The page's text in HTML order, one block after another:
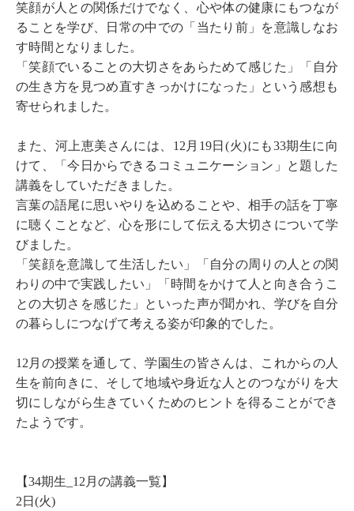
笑顔が人との関係だけでなく、心や体の健康にもつなが
ることを学び、日常の中での「当たり前」を意識しなお
す時間となりました。
「笑顔でいることの大切さをあらためて感じた」「自分
の生き方を見つめ直すきっかけになった」という感想も
寄せられました。
また、河上恵美さんには、12月19日(火)にも33期生に向
けて、「今日からできるコミュニケーション」と題した
講義をしていただきました。
言葉の語尾に思いやりを込めることや、相手の話を丁寧
に聴くことなど、心を形にして伝える大切さについて学
びました。
「笑顔を意識して生活したい」「自分の周りの人との関
わりの中で実践したい」「時間をかけて人と向き合うこ
との大切さを感じた」といった声が聞かれ、学びを自分
の暮らしにつなげて考える姿が印象的でした。
12月の授業を通して、学園生の皆さんは、これからの人
生を前向きに、そして地域や身近な人とのつながりを大
切にしながら生きていくためのヒントを得ることができ
たようです。
【34期生_12月の講義一覧】
2日(火)